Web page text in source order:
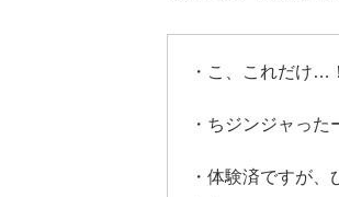
・こ、これだけ…
・ちジンジャっ
・体験済ですが